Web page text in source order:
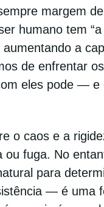
margem
humano tem
a
de enfrentar
eles pode —
o caos e a
fuga. No
para
— é uma